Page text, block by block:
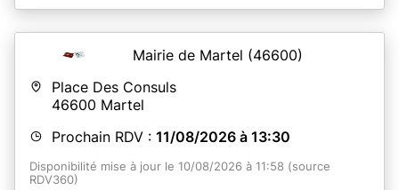
Mairie de Martel (46600)
Place Des Consuls
46600 Martel
Prochain RDV : 11/08/2026 à 13:30
Disponibilité mise à jour le 10/08/2026 à 11:58 (source
RDV360)